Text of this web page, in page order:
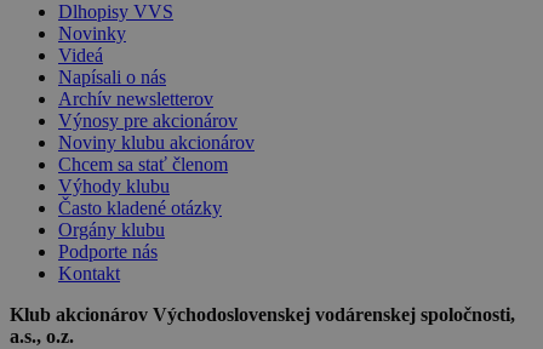
Dlhopisy VVS
Novinky
Videá
Napísali o nás
Archív newsletterov
Výnosy pre akcionárov
Noviny klubu akcionárov
Chcem sa stať členom
Výhody klubu
Často kladené otázky
Orgány klubu
Podporte nás
Kontakt
Klub akcionárov Východoslovenskej vodárenskej spoločnosti,
a.s., o.z.